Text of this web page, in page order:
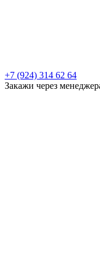
+7 (924) 314 62 64
Закажи через